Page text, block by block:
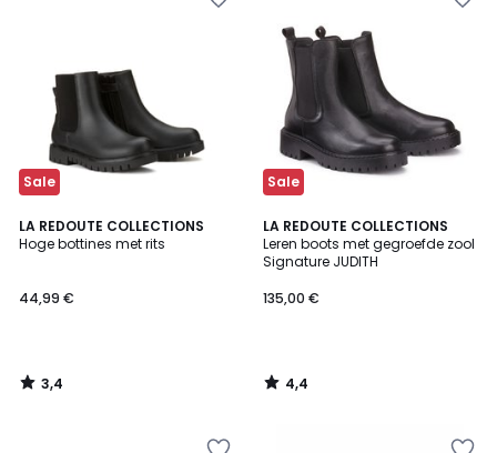
Sale
LA REDOUTE COLLECTIONS
Hoge bottines met rits
44,99 €
3,4
/ 5
3,4
/
Sale
LA REDOUTE COLLECTIONS
Leren boots met gegroefde zool
Signature JUDITH
135,00 €
4,4
/ 5
4,4
/